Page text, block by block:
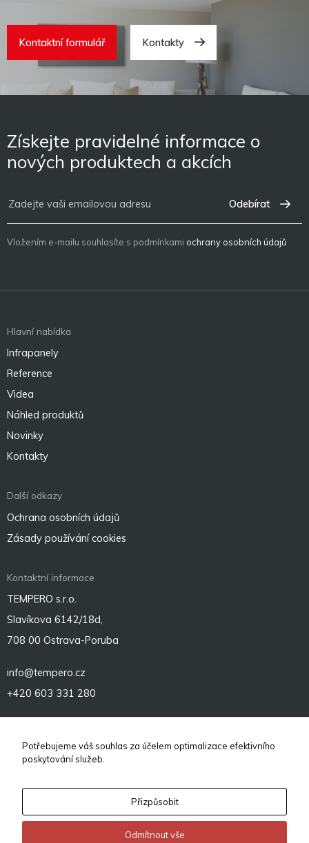
Kontaktní formulář Kontakty
Získejte pravidelné informace o
nových produktech a akcích
Odebírat
Vložením e-mailu souhlasíte s podmínkami ochrany osobních údajů
Hlavní nabídka
Infrapanely
Reference
Videa
Náhled produktů
Novinky
Kontakty
Další odkazy
Ochrana osobních údajů
Zásady používání cookies
Kontaktní informace
TEMPERO s.r.o.
Slavíkova 6142/18d,
708 00 Ostrava-Poruba
info@tempero.cz
+420 603 331 280
Sociální sítě
Potřebujeme váš souhlas za účelem optimalizace efektivního
poskytování služeb.
Přizpůsobit
Odmítnout vše